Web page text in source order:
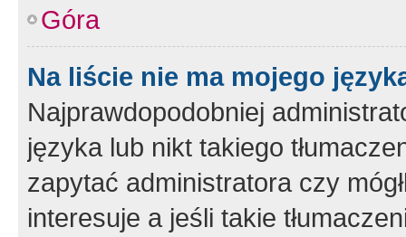
Góra
Na liście nie ma mojego
Najprawdopodobniej
języka lub nikt takiego
zapytać administratora czy
interesuje a jeśli takie